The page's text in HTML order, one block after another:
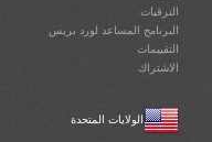
الترقيات
البرنامج المساعد لورد بريس
التقييمات
الاشتراك
الولايات المتحدة